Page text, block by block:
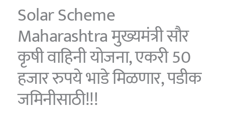
Solar Scheme
Maharashtra मुख्यमंत्री सौर
कृषी वाहिनी योजना, एकरी 50
हजार रुपये भाडे मिळणार, पडीक
जमिनीसाठी!!!